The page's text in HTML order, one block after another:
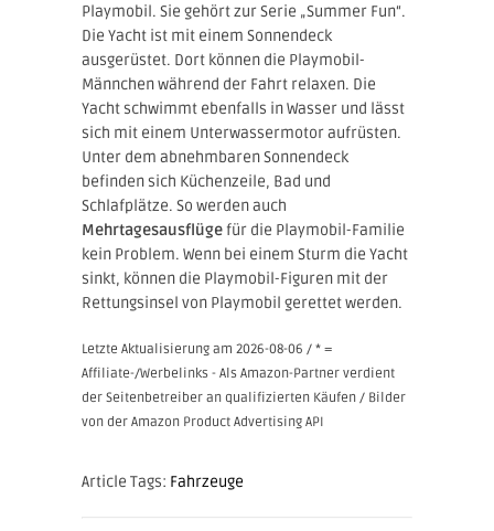
Playmobil. Sie gehört zur Serie „Summer Fun“.
Die Yacht ist mit einem Sonnendeck
ausgerüstet. Dort können die Playmobil-
Männchen während der Fahrt relaxen. Die
Yacht schwimmt ebenfalls in Wasser und lässt
sich mit einem Unterwassermotor aufrüsten.
Unter dem abnehmbaren Sonnendeck
befinden sich Küchenzeile, Bad und
Schlafplätze. So werden auch
Mehrtagesausflügefür die Playmobil-Familie
kein Problem. Wenn bei einem Sturm die Yacht
sinkt, können die Playmobil-Figuren mit der
Rettungsinsel von Playmobil gerettet werden.
Letzte Aktualisierung am 2026-08-06 / * =
Affiliate-/Werbelinks - Als Amazon-Partner verdient
der Seitenbetreiber an qualifizierten Käufen / Bilder
von der Amazon Product Advertising API
Article Tags: Fahrzeuge